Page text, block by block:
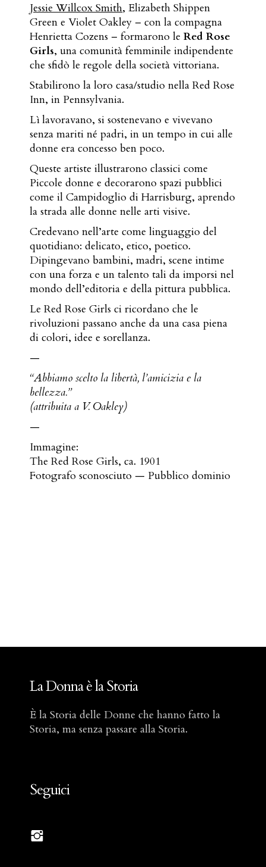
Jessie Willcox Smith, Elizabeth Shippen
Green e Violet Oakley – con la compagna
Henrietta Cozens – formarono leRed Rose
Girls, una comunità femminile indipendente
che sfidò le regole della società vittoriana.
Stabilirono la loro casa/studio nella Red Rose
Inn, in Pennsylvania.
Lì lavoravano, si sostenevano e vivevano
senza mariti né padri, in un tempo in cui alle
donne era concesso ben poco.
Queste artiste illustrarono classici come
Piccole donne e decorarono spazi pubblici
come il Campidoglio di Harrisburg, aprendo
la strada alle donne nelle arti visive.
Credevano nell’arte come linguaggio del
quotidiano: delicato, etico, poetico.
Dipingevano bambini, madri, scene intime
con una forza e un talento tali da imporsi nel
mondo dell’editoria e della pittura pubblica.
Le Red Rose Girls ci ricordano che le
rivoluzioni passano anche da una casa piena
di colori, idee e sorellanza.
—
“Abbiamo scelto la libertà, l’amicizia e la
bellezza.”
(attribuita a V. Oakley)
—
Immagine:
The Red Rose Girls, ca. 1901
Fotografo sconosciuto — Pubblico dominio
La Donna è la Storia
È la Storia delle Donne che hanno fatto la
Storia, ma senza passare alla Storia.
Seguici